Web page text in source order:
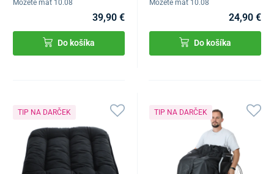
Môžete mať 10.08
39,90 €
Do košíka
Môžete mať 10.08
24,90 €
Do košíka
TIP NA DARČEK TIP NA DARČEK